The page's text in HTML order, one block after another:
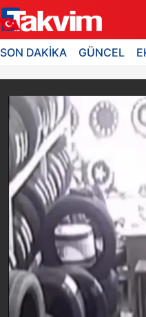
SON DAKİKA GÜNCEL